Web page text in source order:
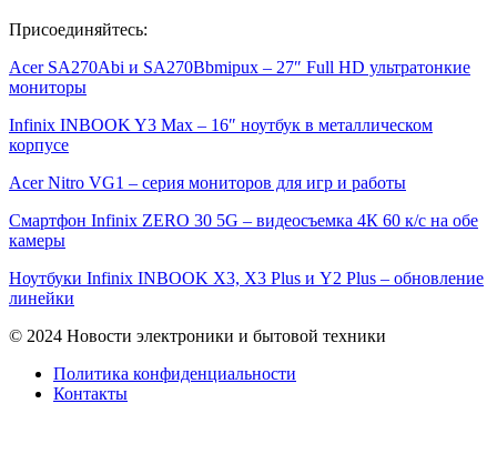
Присоединяйтесь:
Acer SA270Abi и SA270Bbmipux – 27″ Full HD ультратонкие
мониторы
Infinix INBOOK Y3 Max – 16″ ноутбук в металлическом
корпусе
Acer Nitro VG1 – серия мониторов для игр и работы
Смартфон Infinix ZERO 30 5G – видеосъемка 4К 60 к/с на обе
камеры
Ноутбуки Infinix INBOOK X3, X3 Plus и Y2 Plus – обновление
линейки
© 2024 Новости электроники и бытовой техники
Политика конфиденциальности
Контакты